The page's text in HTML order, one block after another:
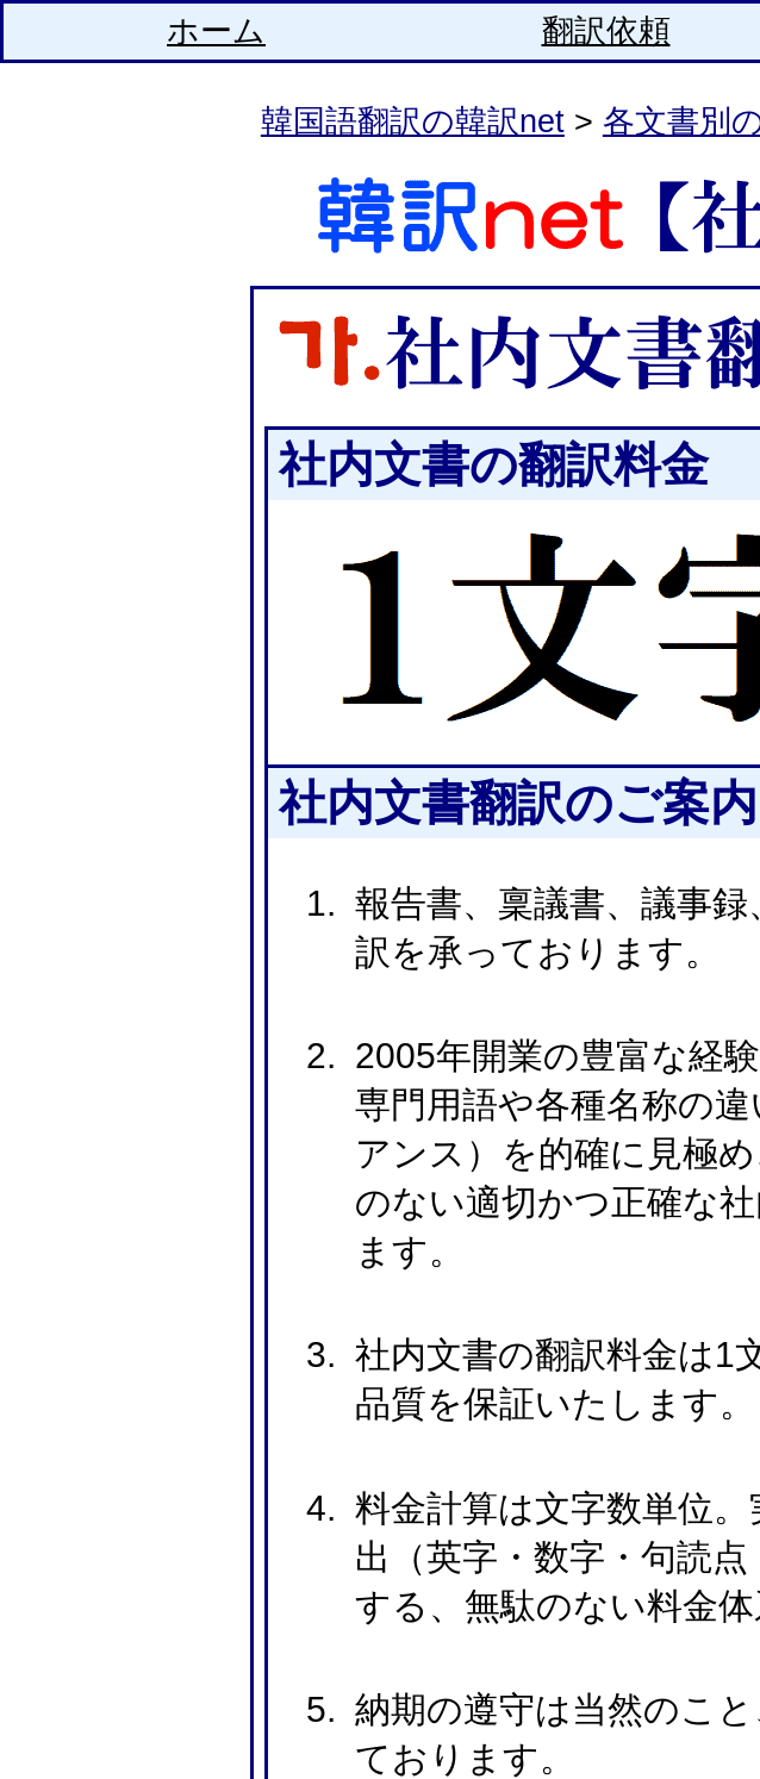
ホーム 翻訳依頼
韓国語翻訳の韓訳net> 各文書別
社内文書の翻訳料金
社内文書翻訳のご案内
報告書、稟議書、議事
訳を承っております。
2005年開業の豊富な経
専門用語や各種名称の
アンス）を的確に見極
のない適切かつ正確な
ます。
社内文書の翻訳料金は1
品質を保証いたします。
料金計算は文字数単位
出（英字・数字・句読
する、無駄のない料金体
納期の遵守は当然のこ
ております。